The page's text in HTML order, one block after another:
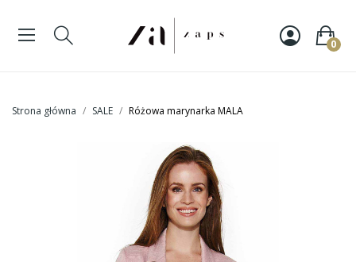
0
Strona główna SALE Różowa marynarka MALA